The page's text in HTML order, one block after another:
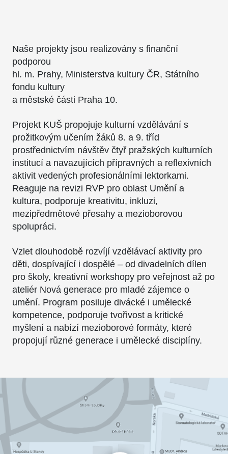
Naše projekty jsou realizovány s finanční
podporou
hl. m. Prahy, Ministerstva kultury ČR, Státního
fondu kultury
a městské části Praha 10.
Projekt KUŠ propojuje kulturní vzdělávání s
prožitkovým učením žáků 8. a 9. tříd
prostřednictvím návštěv čtyř pražských kulturních
institucí a navazujících přípravných a reflexivních
aktivit vedených profesionálními lektorkami.
Reaguje na revizi RVP pro oblast Umění a
kultura, podporuje kreativitu, inkluzi,
mezipředmětové přesahy a mezioborovou
spolupráci.
Vzlet dlouhodobě rozvíjí vzdělávací aktivity pro
děti, dospívající i dospělé – od divadelních dílen
pro školy, kreativní workshopy pro veřejnost až po
ateliér Nová generace pro mladé zájemce o
umění. Program posiluje divácké i umělecké
kompetence, podporuje tvořivost a kritické
myšlení a nabízí mezioborové formáty, které
propojují různé generace i umělecké disciplíny.